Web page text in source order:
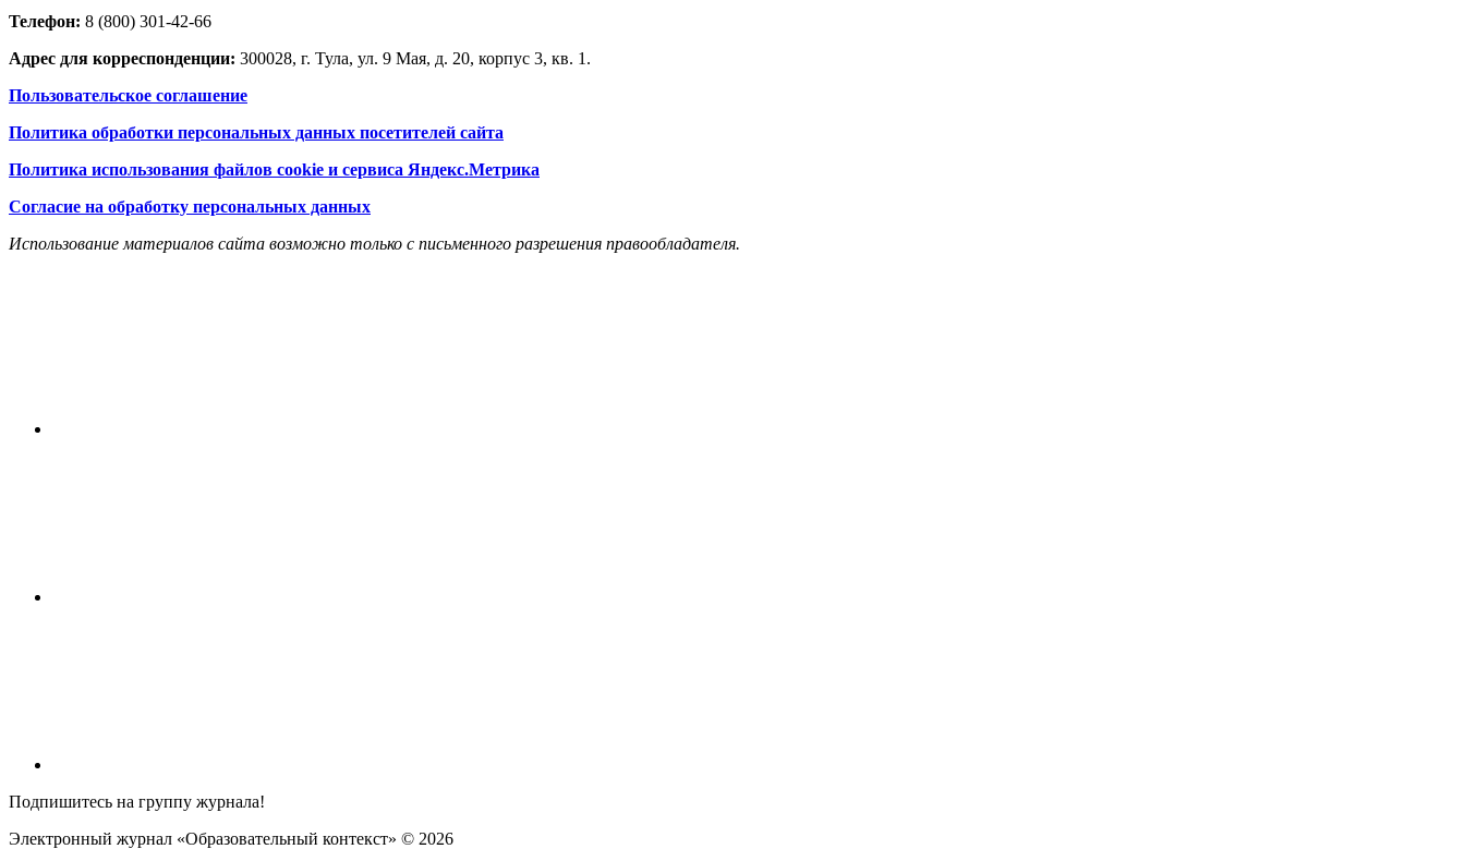
Телефон: 8 (800) 301-42-66
Адрес для корреспонденции: 300028, г. Тула, ул. 9 Мая, д. 20, корпус 3, кв. 1.
Пользовательское соглашение
Политика обработки персональных данных посетителей сайта
Политика использования файлов cookie и сервиса Яндекс.Метрика
Согласие на обработку персональных данных
Использование материалов сайта возможно только с письменного разрешения правообладателя.
Подпишитесь на группу журнала!
Электронный журнал «Образовательный контекст» © 2026